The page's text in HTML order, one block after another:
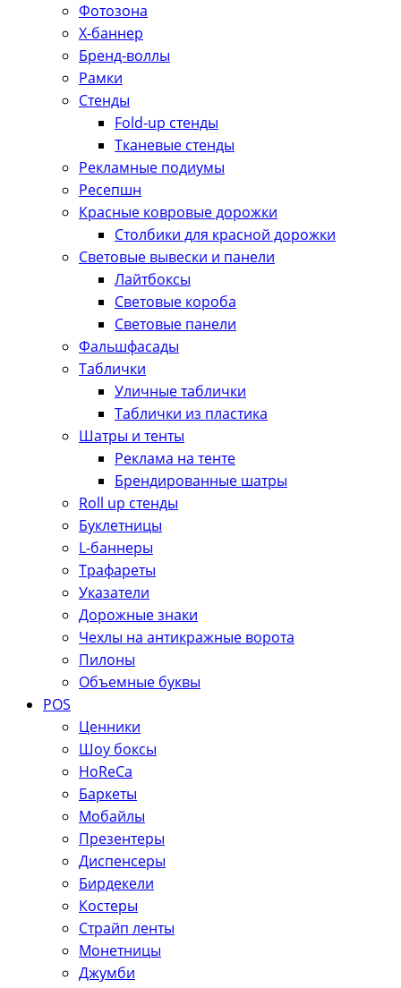
Фотозона
Х-баннер
Бренд-воллы
Рамки
Стенды
Fold-up стенды
Тканевые стенды
Рекламные подиумы
Ресепшн
Красные ковровые дорожки
Столбики для красной дорожки
Световые вывески и панели
Лайтбоксы
Световые короба
Световые панели
Фальшфасады
Таблички
Уличные таблички
Таблички из пластика
Шатры и тенты
Реклама на тенте
Брендированные шатры
Roll up стенды
Буклетницы
L-баннеры
Трафареты
Указатели
Дорожные знаки
Чехлы на антикражные ворота
Пилоны
Объемные буквы
POS
Ценники
Шоу боксы
HoReCa
Баркеты
Мобайлы
Презентеры
Диспенсеры
Бирдекели
Костеры
Страйп ленты
Монетницы
Джумби